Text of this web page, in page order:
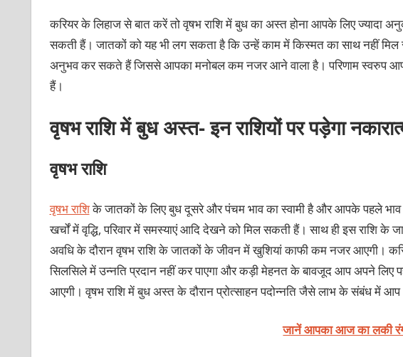
करियर के लिहाज से बात करें तो वृषभ राशि में बुध का अस्त होना आपके लिए ज्यादा
सकती हैं। जातकों को यह भी लग सकता है कि उन्हें काम में किस्मत का साथ नहीं
अनुभव कर सकते हैं जिससे आपका मनोबल कम नजर आने वाला है। परिणाम स्वरुप आप
हैं।
वृषभ राशि में बुध अस्त- इन राशियों पर पड़ेगा
वृषभ राशि
वृषभ राशिके जातकों के लिए बुध दूसरे और पंचम भाव का स्वामी है और आपके पहले
खर्चों में वृद्धि, परिवार में समस्याएं आदि देखने को मिल सकती हैं। साथ ही इस
अवधि के दौरान वृषभ राशि के जातकों के जीवन में खुशियां काफी कम नजर आएगी।
सिलसिले में उन्नति प्रदान नहीं कर पाएगा और कड़ी मेहनत के बावजूद आप अपने लिए
आएगी। वृषभ राशि में बुध अस्त के दौरान प्रोत्साहन पदोन्नति जैसे लाभ के संबंध में आप
जानें आपका आज का लकी